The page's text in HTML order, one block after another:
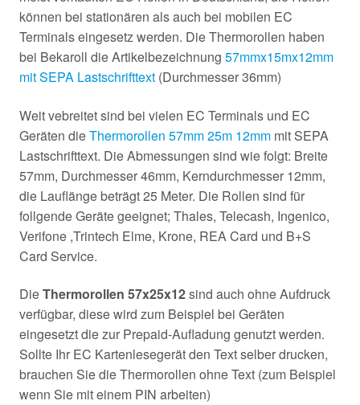
können bei stationären als auch bei mobilen EC
Terminals eingesetz werden. Die Thermorollen haben
bei Bekaroll die Artikelbezeichnung 57mmx15mx12mm
mit SEPA Lastschrifttext (Durchmesser 36mm)
Weit vebreitet sind bei vielen EC Terminals und EC
Geräten dieThermorollen 57mm 25m 12mm mit SEPA
Lastschrifttext. Die Abmessungen sind wie folgt: Breite
57mm, Durchmesser 46mm, Kerndurchmesser 12mm,
die Lauflänge beträgt 25 Meter. Die Rollen sind für
follgende Geräte geeignet; Thales, Telecash, Ingenico,
Verifone ,Trintech Elme, Krone, REA Card und B+S
Card Service.
DieThermorollen 57x25x12sind auch ohne Aufdruck
verfügbar, diese wird zum Beispiel bei Geräten
eingesetzt die zur Prepaid-Aufladung genutzt werden.
Sollte Ihr EC Kartenlesegerät den Text selber drucken,
brauchen Sie die Thermorollen ohne Text (zum Beispiel
wenn Sie mit einem PIN arbeiten)